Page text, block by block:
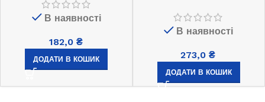
В наявності
182,0 ₴
ДОДАТИ В КОШИК
В наявності
273,0₴
ДОДАТИ В КОШИК